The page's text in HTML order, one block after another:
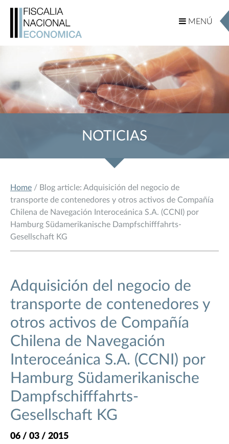
MENÚ
MENÚ
NOTICIAS
Home / Blog article: Adquisición del negocio de
transporte de contenedores y otros activos de Compañía
Chilena de Navegación Interoceánica S.A. (CCNI) por
Hamburg Südamerikanische Dampfschifffahrts-
Gesellschaft KG
Adquisición del negocio de
transporte de contenedores y
otros activos de Compañía
Chilena de Navegación
Interoceánica S.A. (CCNI) por
Hamburg Südamerikanische
Dampfschifffahrts-
Gesellschaft KG
06 / 03 / 2015